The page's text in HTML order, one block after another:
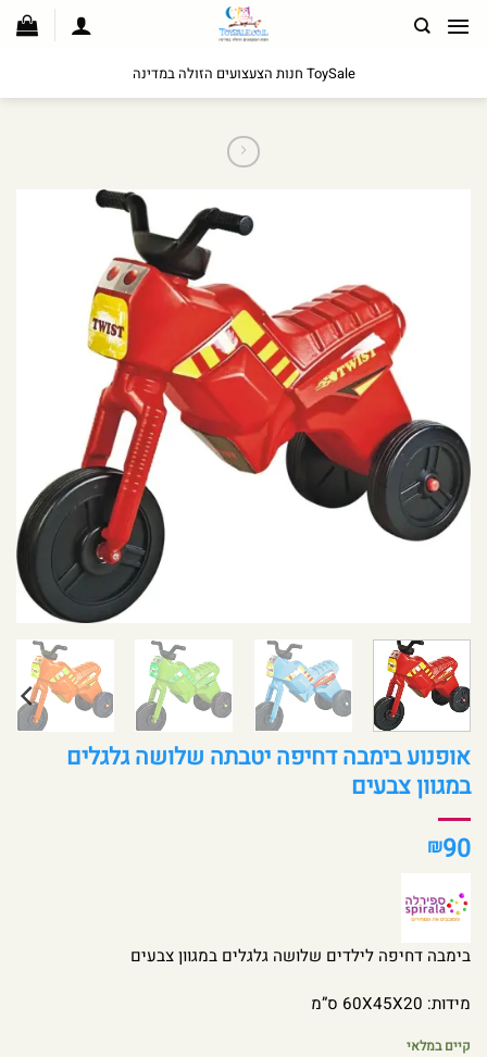
לתוכן
ToySale חנות הצעצועים הזולה במדינה
אופנוע בימבה דחיפה יטבתה שלושה גלגלים
במגוון צבעים
₪90
בימבה דחיפה לילדים שלושה גלגלים במגוון צבעים
מידות: 60X45X20 ס”מ
קיים במלאי